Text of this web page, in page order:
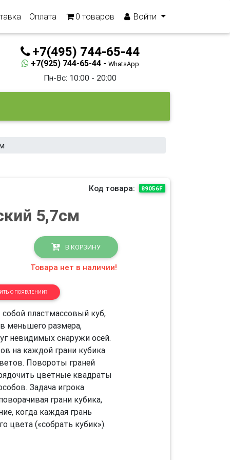
Оплата 0 товаров Войти
+7(495) 744-65-44
+7(925) 744-65-44 - WhatsApp
Пн-Вс: 10:00 - 20:00
Код товара: 89056F
5,7см
В КОРЗИНУ
Товара нет в наличии!
О ПОЯВЛЕНИИ?
пластмассовый куб,
меньшего размера,
невидимых снаружи осей.
на каждой грани кубика
Повороты граней
цветные квадраты
Задача игрока
грани кубика,
когда каждая грань
цвета («собрать кубик»).